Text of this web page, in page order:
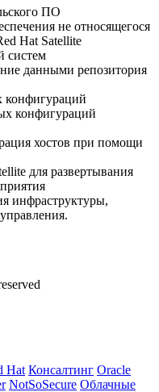
ПО
не относящегося
Hat Satellite
систем
данными репозитория
конфигураций
конфигураций
хостов при помощи
для развертывания
инфраструктуры,
Hat Консалтинг Oracle
NotSoSecure Облачные